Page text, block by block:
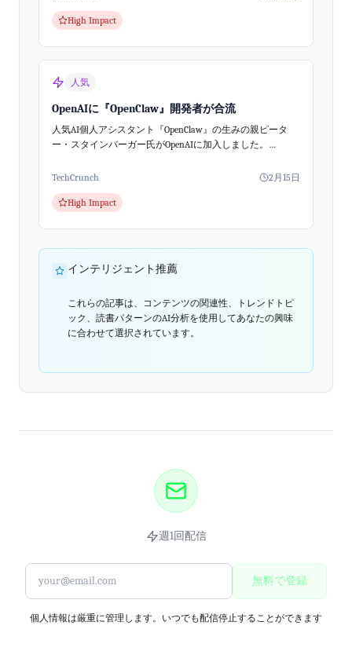
High Impact
人気
OpenAIに『OpenClaw』開発者が合流
人気AI個人アシスタント『OpenClaw』の生みの親ピータ
ー・スタインバーガー氏がOpenAIに加入しました。
OpenAIは、次世代の個人...
TechCrunch 2月15日
High Impact
インテリジェント推薦
これらの記事は、コンテンツの関連性、トレンドトピ
ック、読書パターンのAI分析を使用してあなたの興味
に合わせて選択されています。
週1回配信
無料で登録
個人情報は厳重に管理します。いつでも配信停止することができます